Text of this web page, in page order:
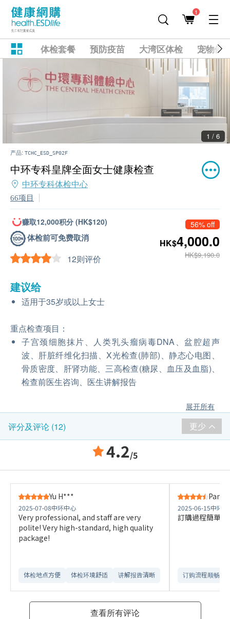
1
体检套餐 预防疫苗 大湾区体检 宠物健
2 / 6
产品: TCHC_ESD_SP02F
中环专科皇牌全面女士健康检查
中环专科体检中心
66项目
赚取12,000积分 (HK$120)
体检前可免费取消
12则评价
56% off
HK$4,000.0
HK$9,190.0
建议给
适用于35岁或以上女士
重点检查项目：
子宫颈细胞抹片、人类乳头瘤病毒DNA、盆腔超声
波、肝脏纤维化扫描、X光检查(肺部)、静态心电图、
骨质密度、肝肾功能、三高检查(糖尿、血压及血脂)、
检查前医生咨询、医生讲解报告
展开所有
评分及评论 (12) 更少
4.2/5
Yu H***
2025-07-08中环中心
Very professional, and staff are very
polite! Very high-standard, high quality
package!
体检地点方便 体检环境舒适​ 讲解报告清晰​
Pang
2025-06-15中环
訂購過程簡單
订购流程顺畅
查看所有评论